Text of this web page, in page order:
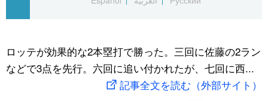
社会
旅と暮らし
科学・技術
暮らし
ロッテが効果的な2本塁打で勝った。三回に佐藤の2ラン
などで3点を先行。六回に追い付かれたが、七回に西...
記事全文を読む（外部サイト）